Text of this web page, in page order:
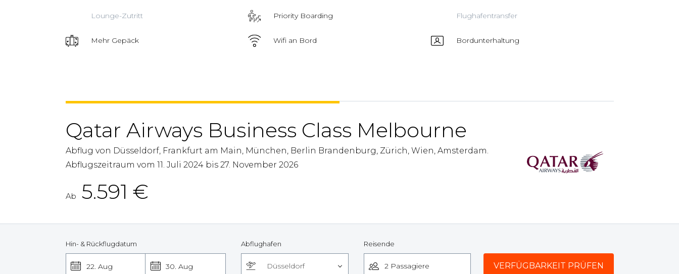
Lounge-Zutritt Priority Boarding Flughafentransfer
Mehr Gepäck Wifi an Bord Bordunterhaltung
Qatar Airways Business Class Melbourne
Abflug von Düsseldorf, Frankfurt am Main, München, Berlin Brandenburg, Zürich, Wien, Amsterdam.
Abflugszeitraum vom 11. Juli 2024 bis 27. November 2026
Ab 5.591 €
Hin- & Rückflugdatum
22. Aug 30. Aug
Abflughafen
Düsseldorf
Reisende